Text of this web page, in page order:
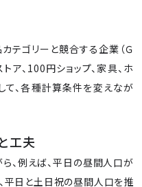
テゴリーと競合する企業（Ｇ
ア、100円ショップ、家具、ホ
て、各種計算条件を変えなが
工夫
、例えば、平日の昼間人口が
平日と土日祝の昼間人口を推